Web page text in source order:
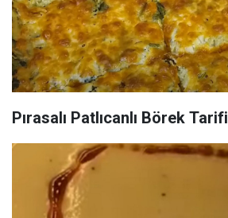
Pırasalı Patlıcanlı Börek Tarifi